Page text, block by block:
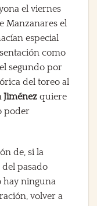
el viernes
Manzanares el
especial
como
segundo por
del toreo al
Jiménez quiere
poder
de, si la
pasado
hay ninguna
volver a